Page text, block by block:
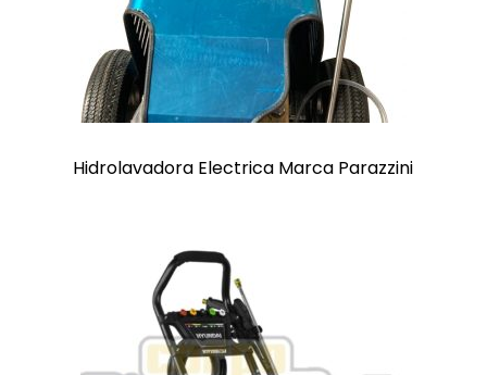
Hidrolavadora Electrica Marca Parazzini